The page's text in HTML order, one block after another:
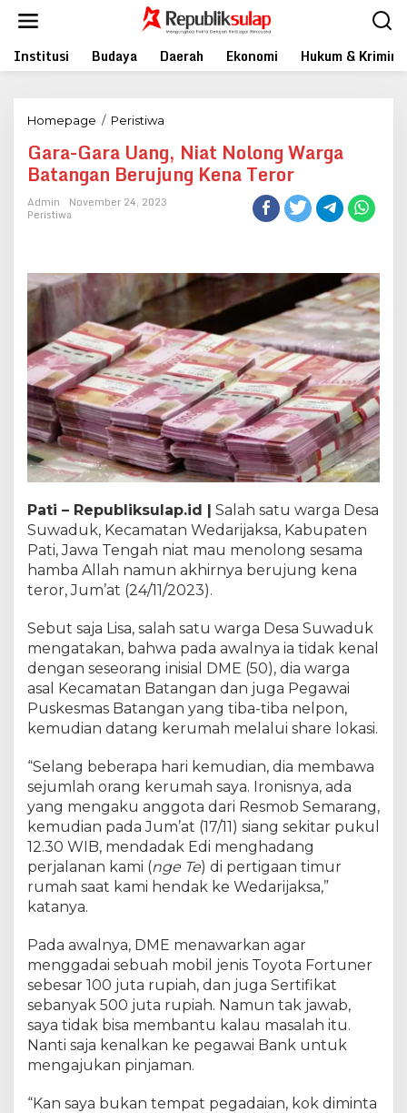
Institusi Budaya Daerah Ekonomi Hukum &
Homepage / Peristiwa
Uang,
Niat
Nolong
Warga
Gara-Gara Uang, Niat Nolong Warga
Batangan Berujung Kena Teror
Admin November 24, 2023
Peristiwa
Pati – Republiksulap.id | Salah satu warga Desa
Suwaduk, Kecamatan Wedarijaksa, Kabupaten
Pati, Jawa Tengah niat mau menolong sesama
hamba Allah namun akhirnya berujung kena
teror, Jum’at (24/11/2023).
Sebut saja Lisa, salah satu warga Desa Suwaduk
mengatakan, bahwa pada awalnya ia tidak kenal
dengan seseorang inisial DME (50), dia warga
asal Kecamatan Batangan dan juga Pegawai
Puskesmas Batangan yang tiba-tiba nelpon,
kemudian datang kerumah melalui share lokasi.
“Selang beberapa hari kemudian, dia membawa
sejumlah orang kerumah saya. Ironisnya, ada
yang mengaku anggota dari Resmob Semarang,
kemudian pada Jum’at (17/11) siang sekitar pukul
12.30 WIB, mendadak Edi menghadang
perjalanan kami (nge Te) di pertigaan timur
rumah saat kami hendak ke Wedarijaksa,”
katanya.
Pada awalnya, DME menawarkan agar
menggadai sebuah mobil jenis Toyota Fortuner
sebesar 100 juta rupiah, dan juga Sertifikat
sebanyak 500 juta rupiah. Namun tak jawab,
saya tidak bisa membantu kalau masalah itu.
Nanti saja kenalkan ke pegawai Bank untuk
mengajukan pinjaman.
“Kan saya bukan tempat pegadaian, kok diminta